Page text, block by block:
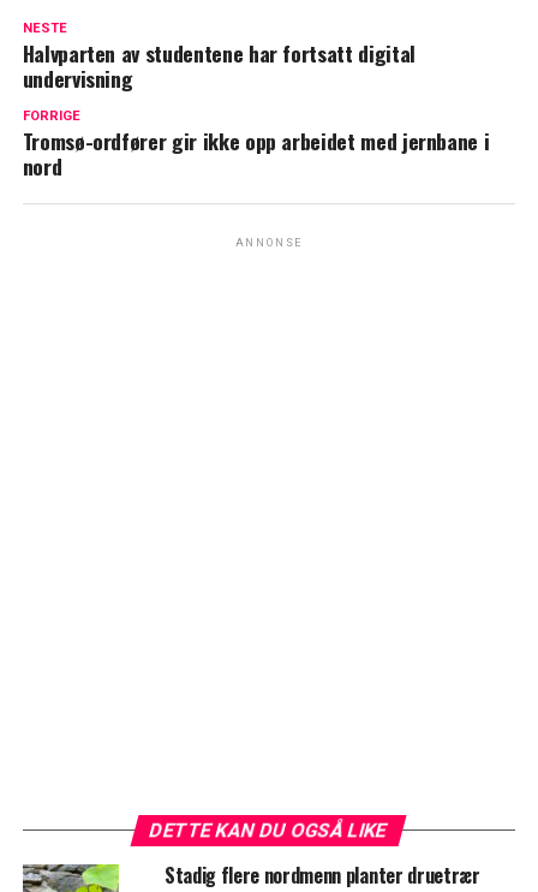
NESTE
Halvparten av studentene har fortsatt digital
undervisning
FORRIGE
Tromsø-ordfører gir ikke opp arbeidet med jernbane i
nord
ANNONSE
DETTE KAN DU OGSÅ LIKE
Stadig flere nordmenn planter druetrær